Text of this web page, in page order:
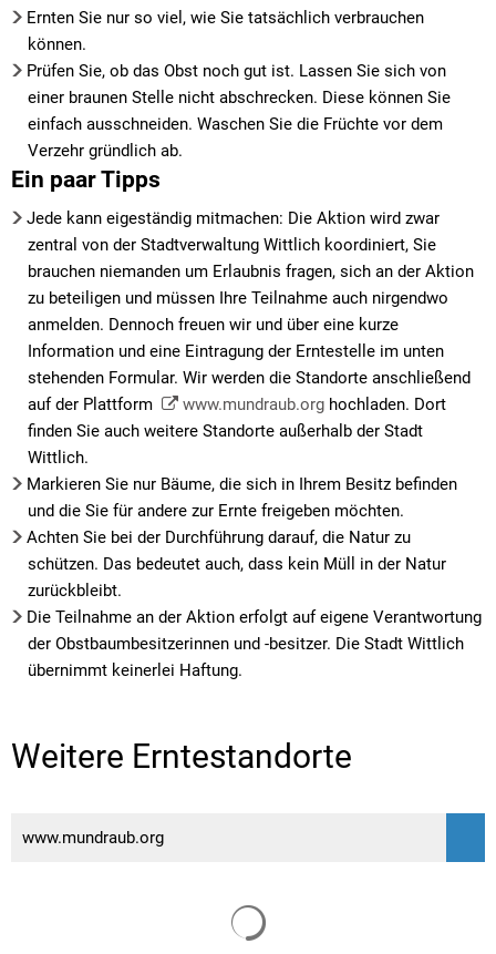
Ernten Sie nur so viel, wie Sie tatsächlich verbrauchen
können.
Prüfen Sie, ob das Obst noch gut ist. Lassen Sie sich von
einer braunen Stelle nicht abschrecken. Diese können Sie
einfach ausschneiden. Waschen Sie die Früchte vor dem
Verzehr gründlich ab.
Ein paar Tipps
Jede kann eigeständig mitmachen: Die Aktion wird zwar
zentral von der Stadtverwaltung Wittlich koordiniert, Sie
brauchen niemanden um Erlaubnis fragen, sich an der Aktion
zu beteiligen und müssen Ihre Teilnahme auch nirgendwo
anmelden. Dennoch freuen wir und über eine kurze
Information und eine Eintragung der Erntestelle im unten
stehenden Formular. Wir werden die Standorte anschließend
auf der Plattform
www.mundraub.orghochladen. Dort
finden Sie auch weitere Standorte außerhalb der Stadt
Wittlich.
Markieren Sie nur Bäume, die sich in Ihrem Besitz befinden
und die Sie für andere zur Ernte freigeben möchten.
Achten Sie bei der Durchführung darauf, die Natur zu
schützen. Das bedeutet auch, dass kein Müll in der Natur
zurückbleibt.
Die Teilnahme an der Aktion erfolgt auf eigene Verantwortung
der Obstbaumbesitzerinnen und -besitzer. Die Stadt Wittlich
übernimmt keinerlei Haftung.
Weitere Erntestandorte
www.mundraub.org